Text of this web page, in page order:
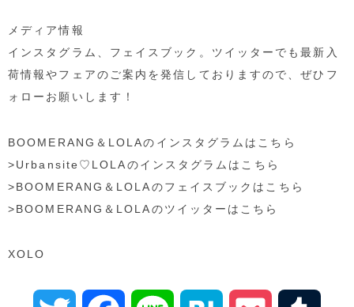
メディア情報
インスタグラム、フェイスブック。ツイッターでも最新入
荷情報やフェアのご案内を発信しておりますので、ぜひフ
ォローお願いします！
BOOMERANG＆LOLAのインスタグラムはこちら
>Urbansite♡LOLAのインスタグラムはこちら
>BOOMERANG＆LOLAのフェイスブックはこちら
>BOOMERANG＆LOLAのツイッターはこちら
XOLO